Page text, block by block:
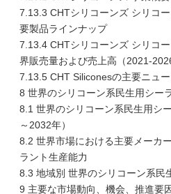
7.13.3 CHTシリコーンズ シリコ
要製品ラインナップ
7.13.4 CHTシリコーンズ シリコ
界販売量および売上高（2021-
7.13.5 CHT Siliconesの主要ニュ
8 世界のシリコーン系民生用シー
8.1 世界のシリコーン系民生用シ
～2032年）
8.2 世界市場における主要メーカ
ラント生産能力
8.3 地域別 世界のシリコーン系民
9 主要な市場動向、機会、推進要